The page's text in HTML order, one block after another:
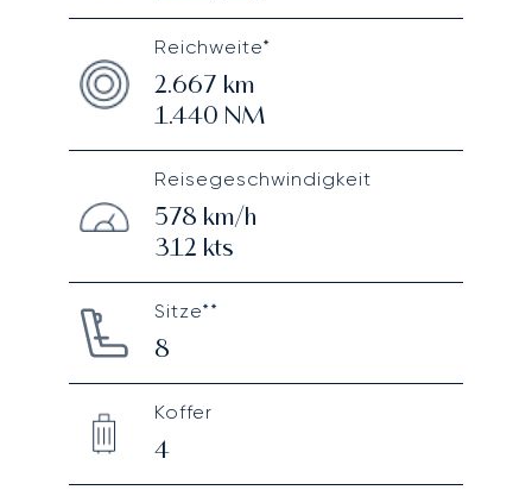
Reichweite*
2.667 km
1.440 NM
Reisegeschwindigkeit
578 km/h
312 kts
Sitze**
8
Koffer
4